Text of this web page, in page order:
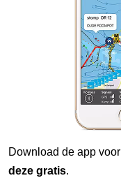
Download de app voor
deze gratis.